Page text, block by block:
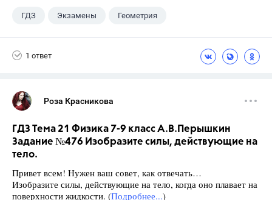
ГДЗ Экзамены Геометрия
1 ответ
Роза Красникова
ГДЗ Тема 21 Физика 7-9 класс А.В.Перышкин
Задание №476 Изобразите силы, действующие на
тело.
Привет всем! Нужен ваш совет, как отвечать…
Изобразите силы, действующие на тело, когда оно плавает на
поверхности жидкости. (Подробнее...)